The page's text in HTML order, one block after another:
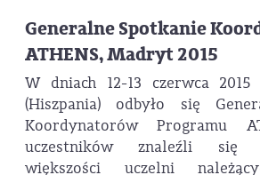
Generalne Spotkanie
ATHENS, Madryt 2015
W dniach 12-13 czerwca
(Hiszpania) odbyło się
Koordynatorów Programu
uczestników znaleźli się
większości uczelni